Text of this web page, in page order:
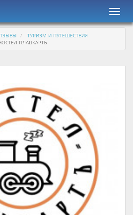
ТУРИЗМ И ПУТЕШЕСТВИЯ
ПЛАЦКАРТЪ